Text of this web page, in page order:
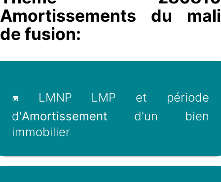
Amortissements du mali
de fusion:
LMNP LMP et période
d'Amortissement d'un bien
immobilier